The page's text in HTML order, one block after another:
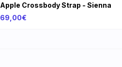
Apple Crossbody Strap - Sienna
69,00€